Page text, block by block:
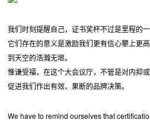
我们时刻提醒自己，证书奖杯不过是里程的一
它们存在的意义是激励我们更有信心攀上更
到天空的浩瀚无垠。
惟谦受福，在这个大会议厅，不管是对内抑
促进我们作出有效、果断的品牌决策。
We have to remind ourselves that